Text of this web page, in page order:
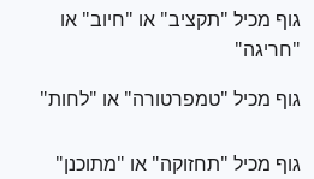
"תקציב" או "חיוב" או
"טמפרטורה" או "לחות"
"תחזוקה" או "מתוכנן"